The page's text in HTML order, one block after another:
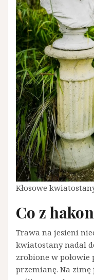
Kłosowe
Co z
Trawa na jesieni
kwiatostany nadal
zrobione w
przemianę. Na